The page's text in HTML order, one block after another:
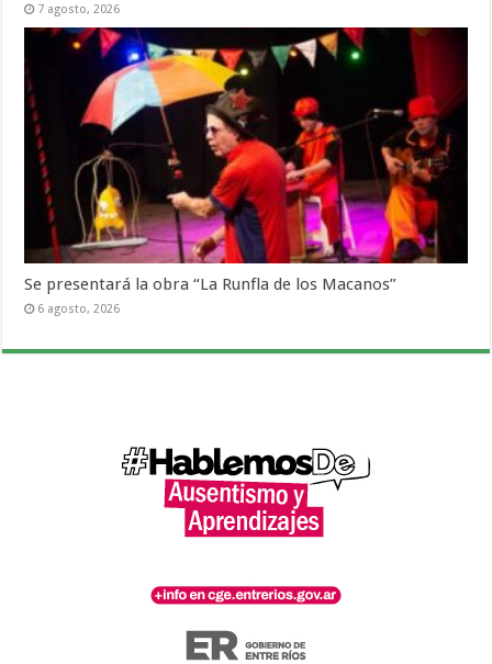
7 agosto, 2026
Se presentará la obra “La Runfla de los Macanos”
6 agosto, 2026